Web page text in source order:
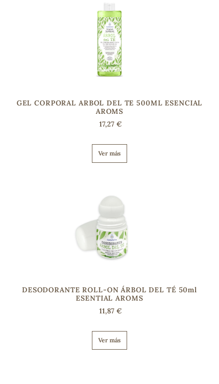
GEL CORPORAL ARBOL DEL TE 500ML ESENCIAL
AROMS
17,27 €
Ver más
DESODORANTE ROLL-ON ÁRBOL DEL TÉ 50ml
ESENTIAL AROMS
11,87 €
Ver más